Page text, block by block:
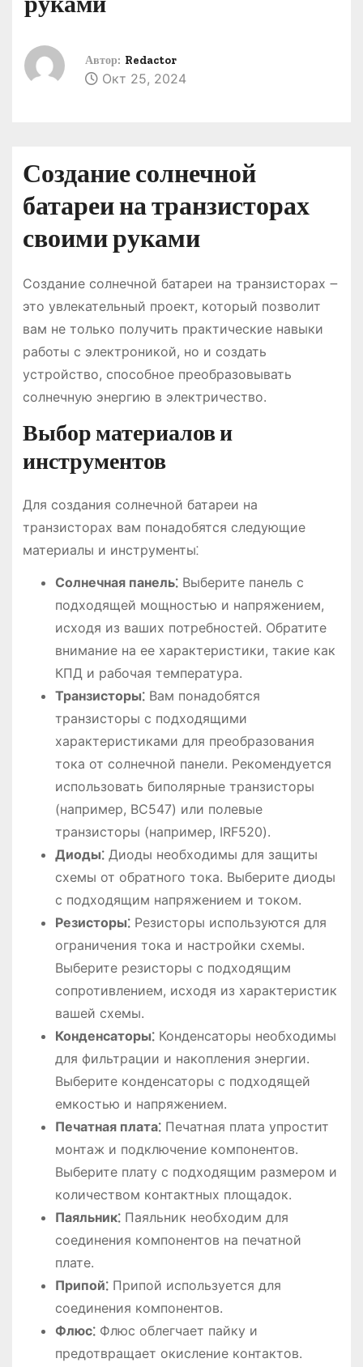
Автор: Redactor
Окт 25, 2024
Создание солнечной
батареи на транзисторах
своими руками
Создание солнечной батареи на транзисторах ౼
это увлекательный проект, который позволит
вам не только получить практические навыки
работы с электроникой, но и создать
устройство, способное преобразовывать
солнечную энергию в электричество.
Выбор материалов и
инструментов
Для создания солнечной батареи на
транзисторах вам понадобятся следующие
материалы и инструменты⁚
Солнечная панель⁚Выберите панель с
подходящей мощностью и напряжением,
исходя из ваших потребностей. Обратите
внимание на ее характеристики, такие как
КПД и рабочая температура.
Транзисторы⁚Вам понадобятся
транзисторы с подходящими
характеристиками для преобразования
тока от солнечной панели. Рекомендуется
использовать биполярные транзисторы
(например, BC547) или полевые
транзисторы (например, IRF520).
Диоды⁚Диоды необходимы для защиты
схемы от обратного тока. Выберите диоды
с подходящим напряжением и током.
Резисторы⁚Резисторы используются для
ограничения тока и настройки схемы.
Выберите резисторы с подходящим
сопротивлением, исходя из характеристик
вашей схемы.
Конденсаторы⁚Конденсаторы необходимы
для фильтрации и накопления энергии.
Выберите конденсаторы с подходящей
емкостью и напряжением.
Печатная плата⁚Печатная плата упростит
монтаж и подключение компонентов.
Выберите плату с подходящим размером и
количеством контактных площадок.
Паяльник⁚Паяльник необходим для
соединения компонентов на печатной
плате.
Припой⁚Припой используется для
соединения компонентов.
Флюс⁚Флюс облегчает пайку и
предотвращает окисление контактов.